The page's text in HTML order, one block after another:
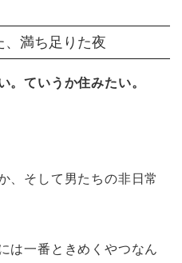
、満ち足りた夜
。ていうか住みたい。
、そして男たちの非日常
は一番ときめくやつなん